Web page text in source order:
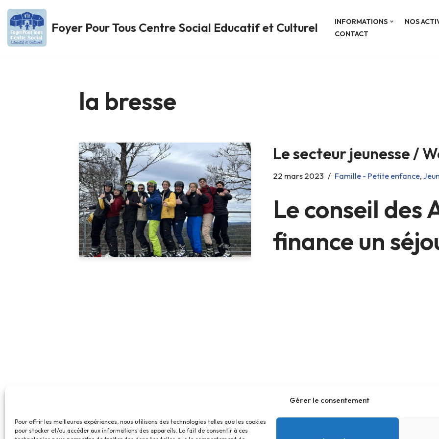
Gérer le consentement
Pour offrir les meilleures expériences, nous utilisons des technologies telles que les cookies
pour stocker et/ou accéder aux informations des appareils. Le fait de consentir à ces
Aller
au
Foyer Pour Tous Centre Social Educatif et Culturel INFORMATIONS
NOS
CONTACT
la bresse
Le secteur jeunesse /
22 mars 2023 Famille - Petite enfance,
Le conseil des
finance un